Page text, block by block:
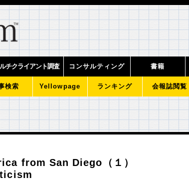
チクライアント調査 コンサルティング 書籍
検索 Yellowpage ランキング 会報誌閲覧
from San Diego（１）